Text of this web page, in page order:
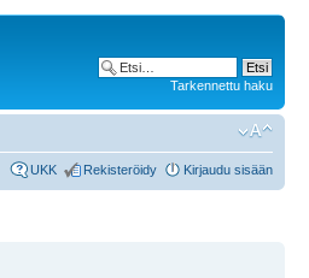
Tarkennettu haku
UKK Rekisteröidy Kirjaudu sisään